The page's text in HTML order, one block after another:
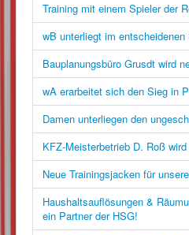
Training mit einem Spieler der
wB unterliegt im entscheidenen
Bauplanungsbüro Grusdt wird
wA erarbeitet sich den Sieg in
Damen unterliegen den
KFZ-Meisterbetrieb D. Roß
Neue Trainingsjacken für
Haushaltsauflösungen &
ein Partner der HSG!